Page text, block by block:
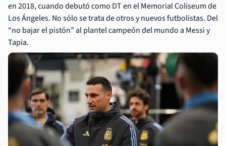
en 2018, cuando debutó como DT en el Memorial Coliseum de
Los Ángeles. No sólo se trata de otros y nuevos futbolistas. Del
“no bajar el pistón” al plantel campeón del mundo a Messi y
Tapia.